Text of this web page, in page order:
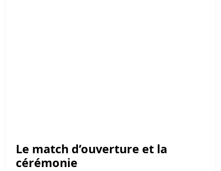
Le match d’ouverture et la
cérémonie